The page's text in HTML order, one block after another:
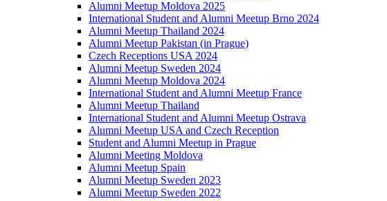
Alumni Meetup Moldova 2025
International Student and Alumni Meetup Brno 2024
Alumni Meetup Thailand 2024
Alumni Meetup Pakistan (in Prague)
Czech Receptions USA 2024
Alumni Meetup Sweden 2024
Alumni Meetup Moldova 2024
International Student and Alumni Meetup France
Alumni Meetup Thailand
International Student and Alumni Meetup Ostrava
Alumni Meetup USA and Czech Reception
Student and Alumni Meetup in Prague
Alumni Meeting Moldova
Alumni Meetup Spain
Alumni Meetup Sweden 2023
Alumni Meetup Sweden 2022